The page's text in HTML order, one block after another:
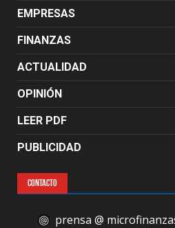
EMPRESAS
FINANZAS
ACTUALIDAD
OPINIÓN
LEER PDF
PUBLICIDAD
CONTACTO
prensa @